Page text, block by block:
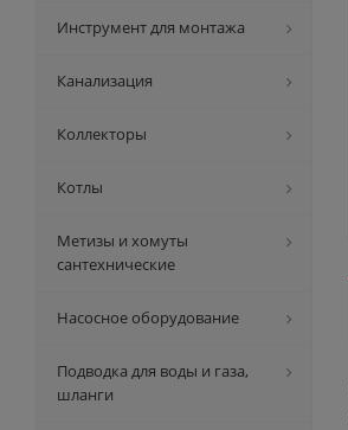
Инструмент для монтажа
Канализация
Коллекторы
Котлы
Метизы и хомуты
сантехнические
Насосное оборудование
Подводка для воды и газа,
шланги